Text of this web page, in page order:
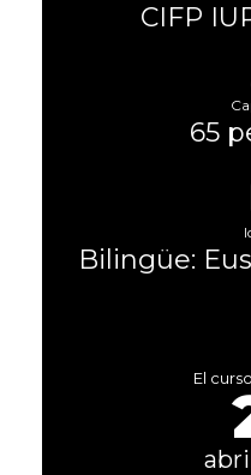
CIFP
65
Bilingüe:
El